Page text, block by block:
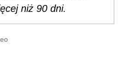
niż 90 dni.